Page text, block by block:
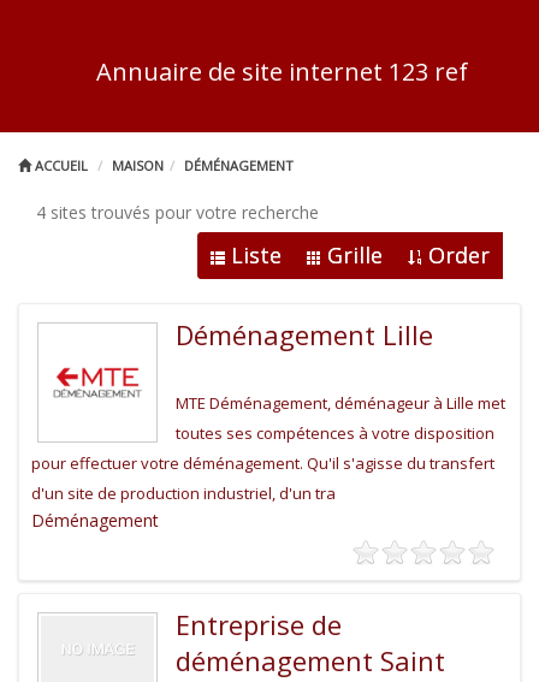
Annuaire de site internet 123 ref
ACCUEIL MAISON DÉMÉNAGEMENT
4 sites trouvés pour votre recherche
Liste Grille Order
Déménagement Lille
MTE Déménagement, déménageur à Lille met
toutes ses compétences à votre disposition
pour effectuer votre déménagement. Qu'il s'agisse du transfert
d'un site de production industriel, d'un tra
Déménagement
Entreprise de
déménagement Saint